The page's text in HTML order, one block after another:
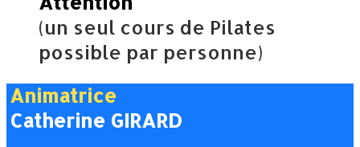
(un seul cours de Pilates
possible par personne)
Animatrice
Catherine GIRARD